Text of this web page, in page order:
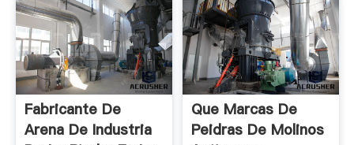
Fabricante De
Arena De Industria
Que Marcas De
Peidras De Molinos